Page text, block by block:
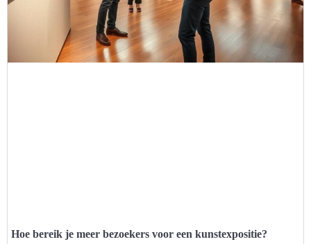
Hoe bereik je meer bezoekers voor een kunstexpositie?